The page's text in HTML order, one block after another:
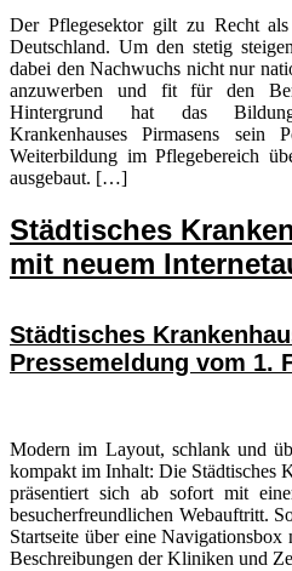
Der Pflegesektor gilt zu Recht
Deutschland. Um den stetig
dabei den Nachwuchs nicht nur
anzuwerben und fit für den
Hintergrund hat das
Krankenhauses Pirmasens
Weiterbildung im Pflegebereich
ausgebaut. […]
Städtisches
mit neuem
Städtisches
Pressemeldung vom 1.
Modern im Layout, schlank und
kompakt im Inhalt: Die Städtisches
präsentiert sich ab sofort mit
besucherfreundlichen Webauftritt.
Startseite über eine
Beschreibungen der Kliniken und